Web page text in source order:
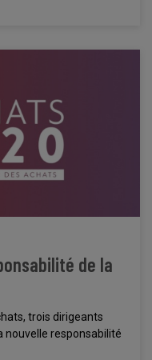
de la
trois dirigeants
nouvelle responsabilité